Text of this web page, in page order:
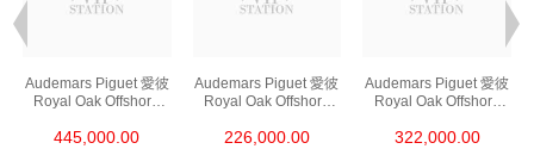
Audemars Piguet 愛彼
Royal Oak Offshore
26420ro.Oo.A002ca.0
445,000.00
Audemars Piguet 愛彼
Royal Oak Offshore
26420so.Oo.A002ca.0
226,000.00
Audemars Piguet 愛彼
Royal Oak Offshore
26420so.Oo.A600ca.0
322,000.00